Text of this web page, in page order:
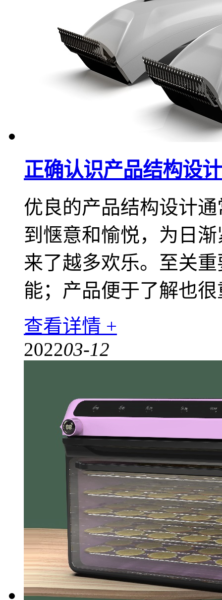
正确认识产品结构设
优良的产品结构设计
到惬意和愉悦，为日
来了越多欢乐。至关
能；产品便于了解也
查看详情 +
202203-12